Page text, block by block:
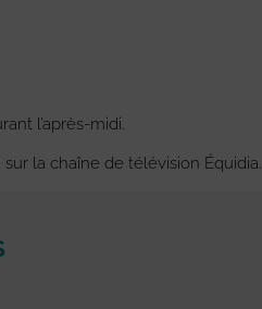
l’après-midi.
la chaîne de télévision Équidia.